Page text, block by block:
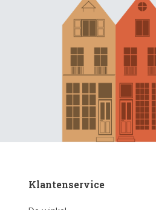
Klantenservice